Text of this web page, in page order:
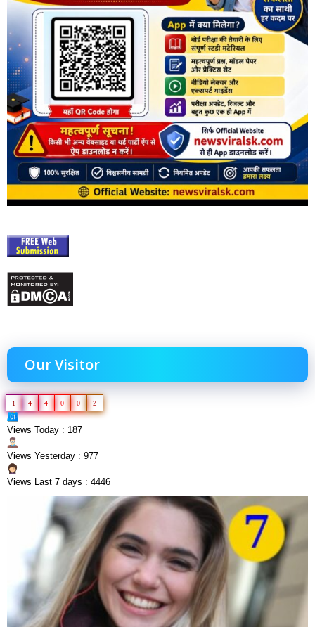
Our Visitor
1 4 4 0 0 2
Views Today : 187
Views Yesterday : 977
Views Last 7 days : 4446